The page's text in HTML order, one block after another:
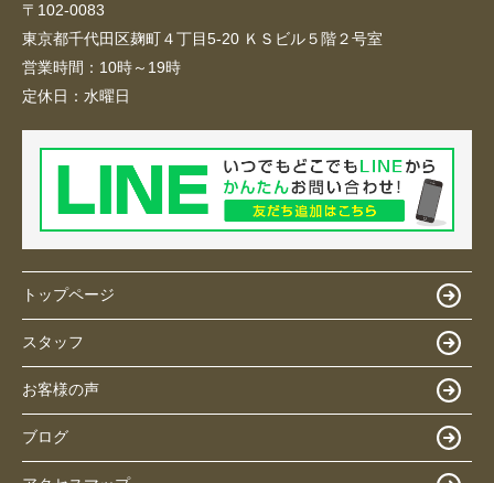
〒102-0083
東京都千代田区麹町４丁目5-20 ＫＳビル５階２号室
営業時間： 10時～19時
定休日： 水曜日
トップページ
スタッフ
お客様の声
ブログ